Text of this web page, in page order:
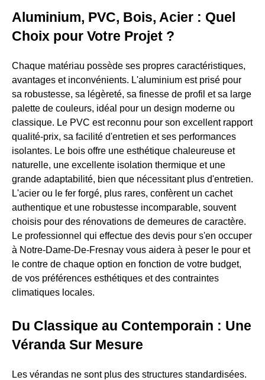
Aluminium, PVC, Bois, Acier : Quel
Choix pour Votre Projet ?
Chaque matériau possède ses propres caractéristiques,
avantages et inconvénients. L'aluminium est prisé pour
sa robustesse, sa légèreté, sa finesse de profil et sa large
palette de couleurs, idéal pour un design moderne ou
classique. Le PVC est reconnu pour son excellent rapport
qualité-prix, sa facilité d'entretien et ses performances
isolantes. Le bois offre une esthétique chaleureuse et
naturelle, une excellente isolation thermique et une
grande adaptabilité, bien que nécessitant plus d'entretien.
L'acier ou le fer forgé, plus rares, confèrent un cachet
authentique et une robustesse incomparable, souvent
choisis pour des rénovations de demeures de caractère.
Le professionnel qui effectue des devis pour s'en occuper
à Notre-Dame-De-Fresnay vous aidera à peser le pour et
le contre de chaque option en fonction de votre budget,
de vos préférences esthétiques et des contraintes
climatiques locales.
Du Classique au Contemporain : Une
Véranda Sur Mesure
Les vérandas ne sont plus des structures standardisées.